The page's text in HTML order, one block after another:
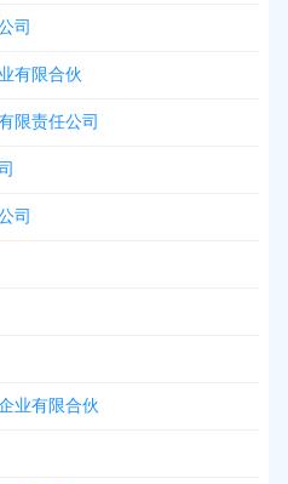
司
有限合伙
限责任公司
司
业有限合伙